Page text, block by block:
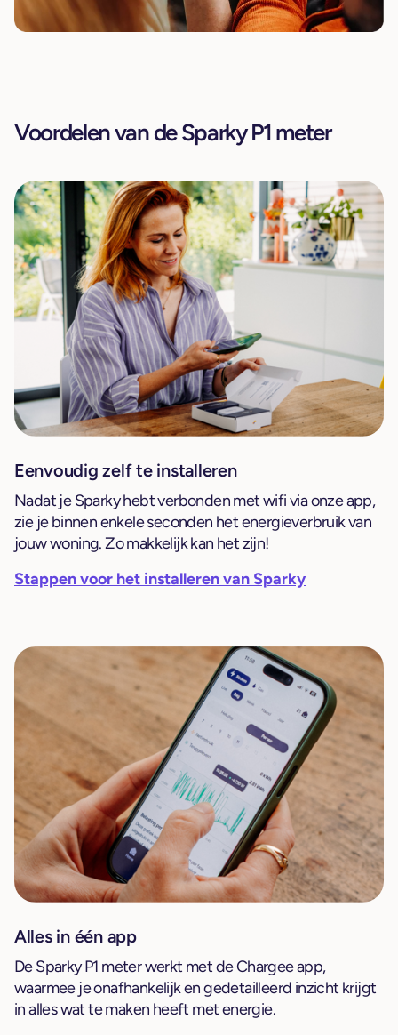
Voordelen van de Sparky P1 meter
Eenvoudig zelf te installeren
Nadat je Sparky hebt verbonden met wifi via onze app,
zie je binnen enkele seconden het energieverbruik van
jouw woning. Zo makkelijk kan het zijn!
Stappen voor het installeren van Sparky
Alles in één app
De Sparky P1 meter werkt met de Chargee app,
waarmee je onafhankelijk en gedetailleerd inzicht krijgt
in alles wat te maken heeft met energie.